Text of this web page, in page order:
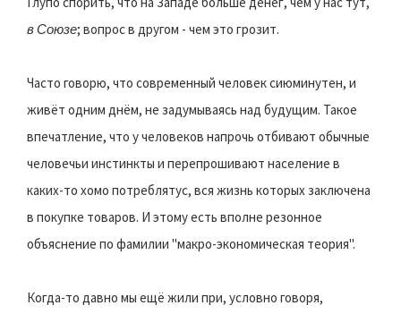
в Союзе; вопрос в другом - чем это грозит.
Часто говорю, что современный человек сиюминутен, и
живёт одним днём, не задумываясь над будущим. Такое
впечатление, что у человеков напрочь отбивают обычные
человечьи инстинкты и перепрошивают население в
каких-то хомо потреблятус, вся жизнь которых заключена
в покупке товаров. И этому есть вполне резонное
объяснение по фамилии "макро-экономическая теория".
Когда-то давно мы ещё жили при, условно говоря,